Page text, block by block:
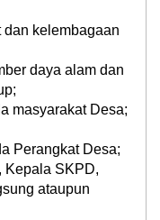
dan kelembagaan
daya alam dan
masyarakat Desa;
Perangkat Desa;
Kepala SKPD,
ataupun